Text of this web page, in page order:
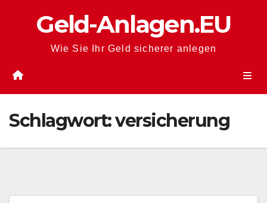
Geld-Anlagen.EU
Wie Sie Ihr Geld sicherer anlegen
Schlagwort:versicherung